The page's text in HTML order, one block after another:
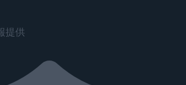
提供